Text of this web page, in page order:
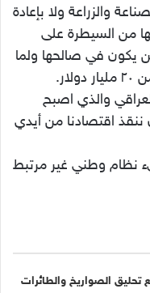
والزراعة ولا بإعادة
من السيطرة على
يكون في صالحها ولما
والذي اصبح
ننقذ اقتصادنا من أيدي
نظام وطني غير مرتبط
الصواريخ والطائرات